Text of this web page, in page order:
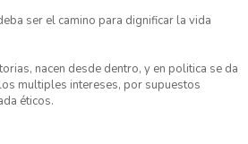
ser el camino para dignificar la vida
nacen desde dentro, y en politica se da
multiples intereses, por supuestos
éticos.